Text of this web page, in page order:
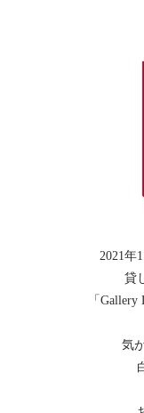
2021年
貸
「
気